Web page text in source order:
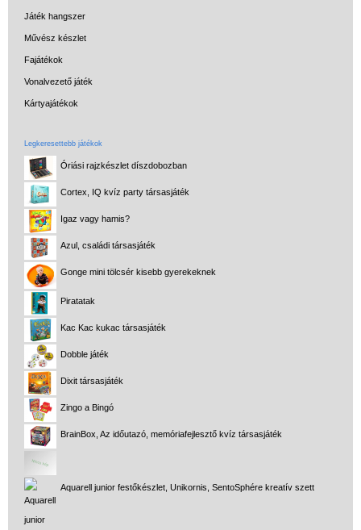
Játék hangszer
Művész készlet
Fajátékok
Vonalvezető játék
Kártyajátékok
Legkeresettebb játékok
Óriási rajzkészlet díszdobozban
Cortex, IQ kvíz party társasjáték
Igaz vagy hamis?
Azul, családi társasjáték
Gonge mini tölcsér kisebb gyerekeknek
Piratatak
Kac Kac kukac társasjáték
Dobble játék
Dixit társasjáték
Zingo a Bingó
BrainBox, Az időutazó, memóriafejlesztő kvíz társasjáték
Aquarell junior festőkészlet, Unikornis, SentoSphére kreatív szett